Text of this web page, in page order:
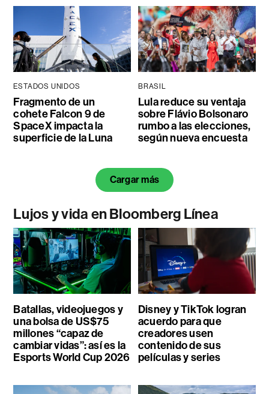
ESTADOS UNIDOS
Fragmento de un
cohete Falcon 9 de
SpaceX impacta la
superficie de la Luna
BRASIL
Lula reduce su ventaja
sobre Flávio Bolsonaro
rumbo a las elecciones,
según nueva encuesta
Cargar más
Lujos y vida en Bloomberg Línea
Batallas, videojuegos y
una bolsa de US$75
millones “capaz de
cambiar vidas”: así es la
Esports World Cup 2026
Disney y TikTok logran
acuerdo para que
creadores usen
contenido de sus
películas y series